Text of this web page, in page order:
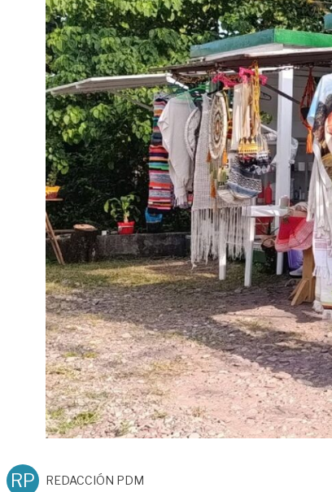
RP REDACCIÓN PDM